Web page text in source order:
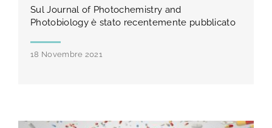
Sul Journal of Photochemistry and
Photobiology è stato recentemente pubblicato
18 Novembre 2021